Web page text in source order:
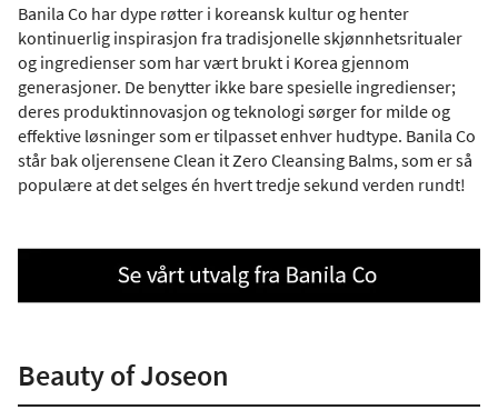
Banila Co har dype røtter i koreansk kultur og henter
kontinuerlig inspirasjon fra tradisjonelle skjønnhetsritualer
og ingredienser som har vært brukt i Korea gjennom
generasjoner. De benytter ikke bare spesielle ingredienser;
deres produktinnovasjon og teknologi sørger for milde og
effektive løsninger som er tilpasset enhver hudtype. Banila Co
står bak oljerensene Clean it Zero Cleansing Balms, som er så
populære at det selges én hvert tredje sekund verden rundt!
Beauty of Joseon